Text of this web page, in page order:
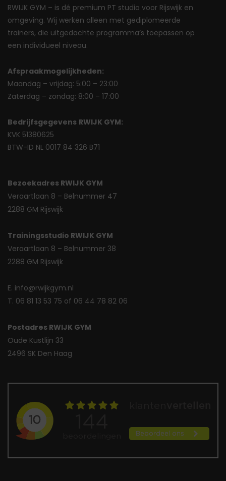
RWIJK GYM – is dé premium PT studio voor Rijswijk en
omgeving. Wij werken alleen met gediplomeerde
trainers, die uitgedachte programma’s toepassen op
een individueel niveau.
Afspraakmogelijkheden:
Maandag – vrijdag: 5:00 – 23:00
Zaterdag – zondag: 8:00 – 17:00
Bedrijfsgegevens RWIJK GYM:
KVK 51380625
BTW-ID NL 0017 84 326 B71
Bezoekadres RWIJK GYM
Veraartlaan 8 – Belnummer 47
2288 GM Rijswijk
Trainingsstudio RWIJK GYM
Veraartlaan 8 – Belnummer 38
2288 GM Rijswijk
E. info@rwijkgym.nl
T. 06 81 13 53 75 of 06 44 78 82 06
Postadres RWIJK GYM
Oude Kustlijn 33
2496 SK Den Haag